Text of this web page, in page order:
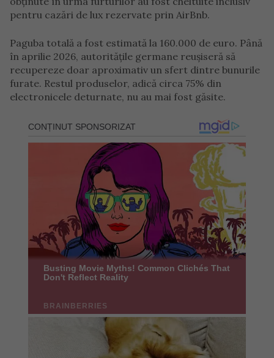
pentru cazări de lux rezervate prin AirBnb.
Paguba totală a fost estimată la 160.000 de euro. Până
în aprilie 2026, autoritățile germane reușiseră să
recupereze doar aproximativ un sfert dintre bunurile
furate. Restul produselor, adică circa 75% din
electronicele deturnate, nu au mai fost găsite.